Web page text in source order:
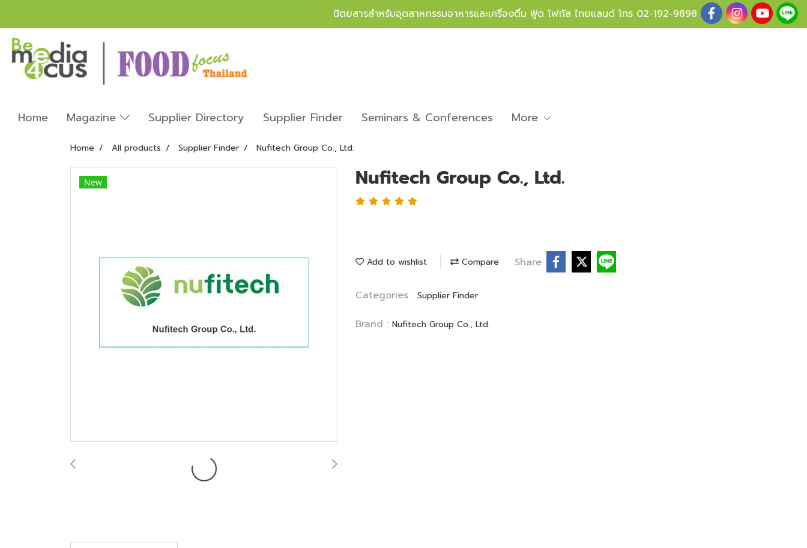
นิตยสารสำหรับอุตสาหกรรมอาหารและเครื่องดื่ม ฟู้ด โฟกัส ไทยแลนด์ โทร 02-192-9898
Home Magazine Supplier Directory Supplier Finder Seminars & Conferences More
Home All products Supplier Finder Nufitech Group Co., Ltd.
New Nufitech Group Co., Ltd.
Add to wishlist Compare Share
Categories : Supplier Finder
Brand : Nufitech Group Co., Ltd.